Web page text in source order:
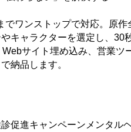
でワンストップで対応。原作
キャラクターを選定し、30
サイト埋め込み、営業ツ
納品します。
促進キャンペーンメンタル